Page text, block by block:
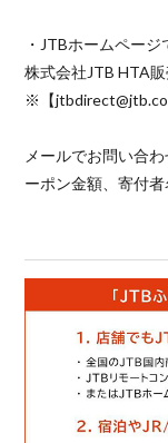
・JTBホームページ
株式会社JTB HTA
※【
メールでお問い合
ーポン金額、寄付者